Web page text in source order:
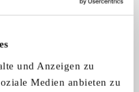
und Anzeigen zu
Medien anbieten zu
€